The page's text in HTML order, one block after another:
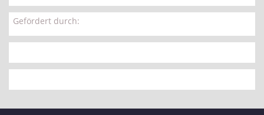
Gefördert durch: